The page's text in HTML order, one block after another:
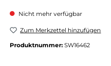
Nicht mehr verfügbar
Zum Merkzettel hinzufügen
Produktnummer: SW16462